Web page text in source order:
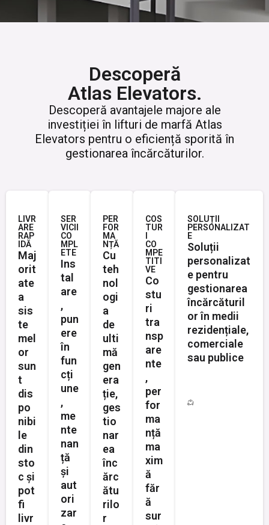
Descoperă
Atlas Elevators.
Descoperă avantajele majore ale
investiției în lifturi de marfă Atlas
Elevators pentru o eficiență sporită în
gestionarea încărcăturilor.
LIVR
ARE
RAP
IDĂ
Maj
orit
ate
a
sis
te
mel
or
sun
t
dis
po
nibi
le
din
sto
c și
pot
fi
livr
SER
VICII
CO
MPL
ETE
Ins
tal
are
,
pun
ere
în
fun
cți
une
,
me
nte
nan
ță
și
aut
ori
zar
PER
FOR
MA
NȚĂ
Cu
teh
nol
ogi
a
de
ulti
mă
gen
era
ție,
ges
tio
nar
ea
înc
ărc
ătu
rilo
r
COS
TUR
CO
MPE
TITI
VE
Co
stu
ri
tra
nsp
are
nte
,
per
for
ma
nță
ma
xim
ă
făr
ă
sur
SOLUȚII
PERSONALIZAT
E
Soluții
personalizat
e pentru
gestionarea
încărcăturil
or în medii
rezidențiale,
comerciale
sau publice